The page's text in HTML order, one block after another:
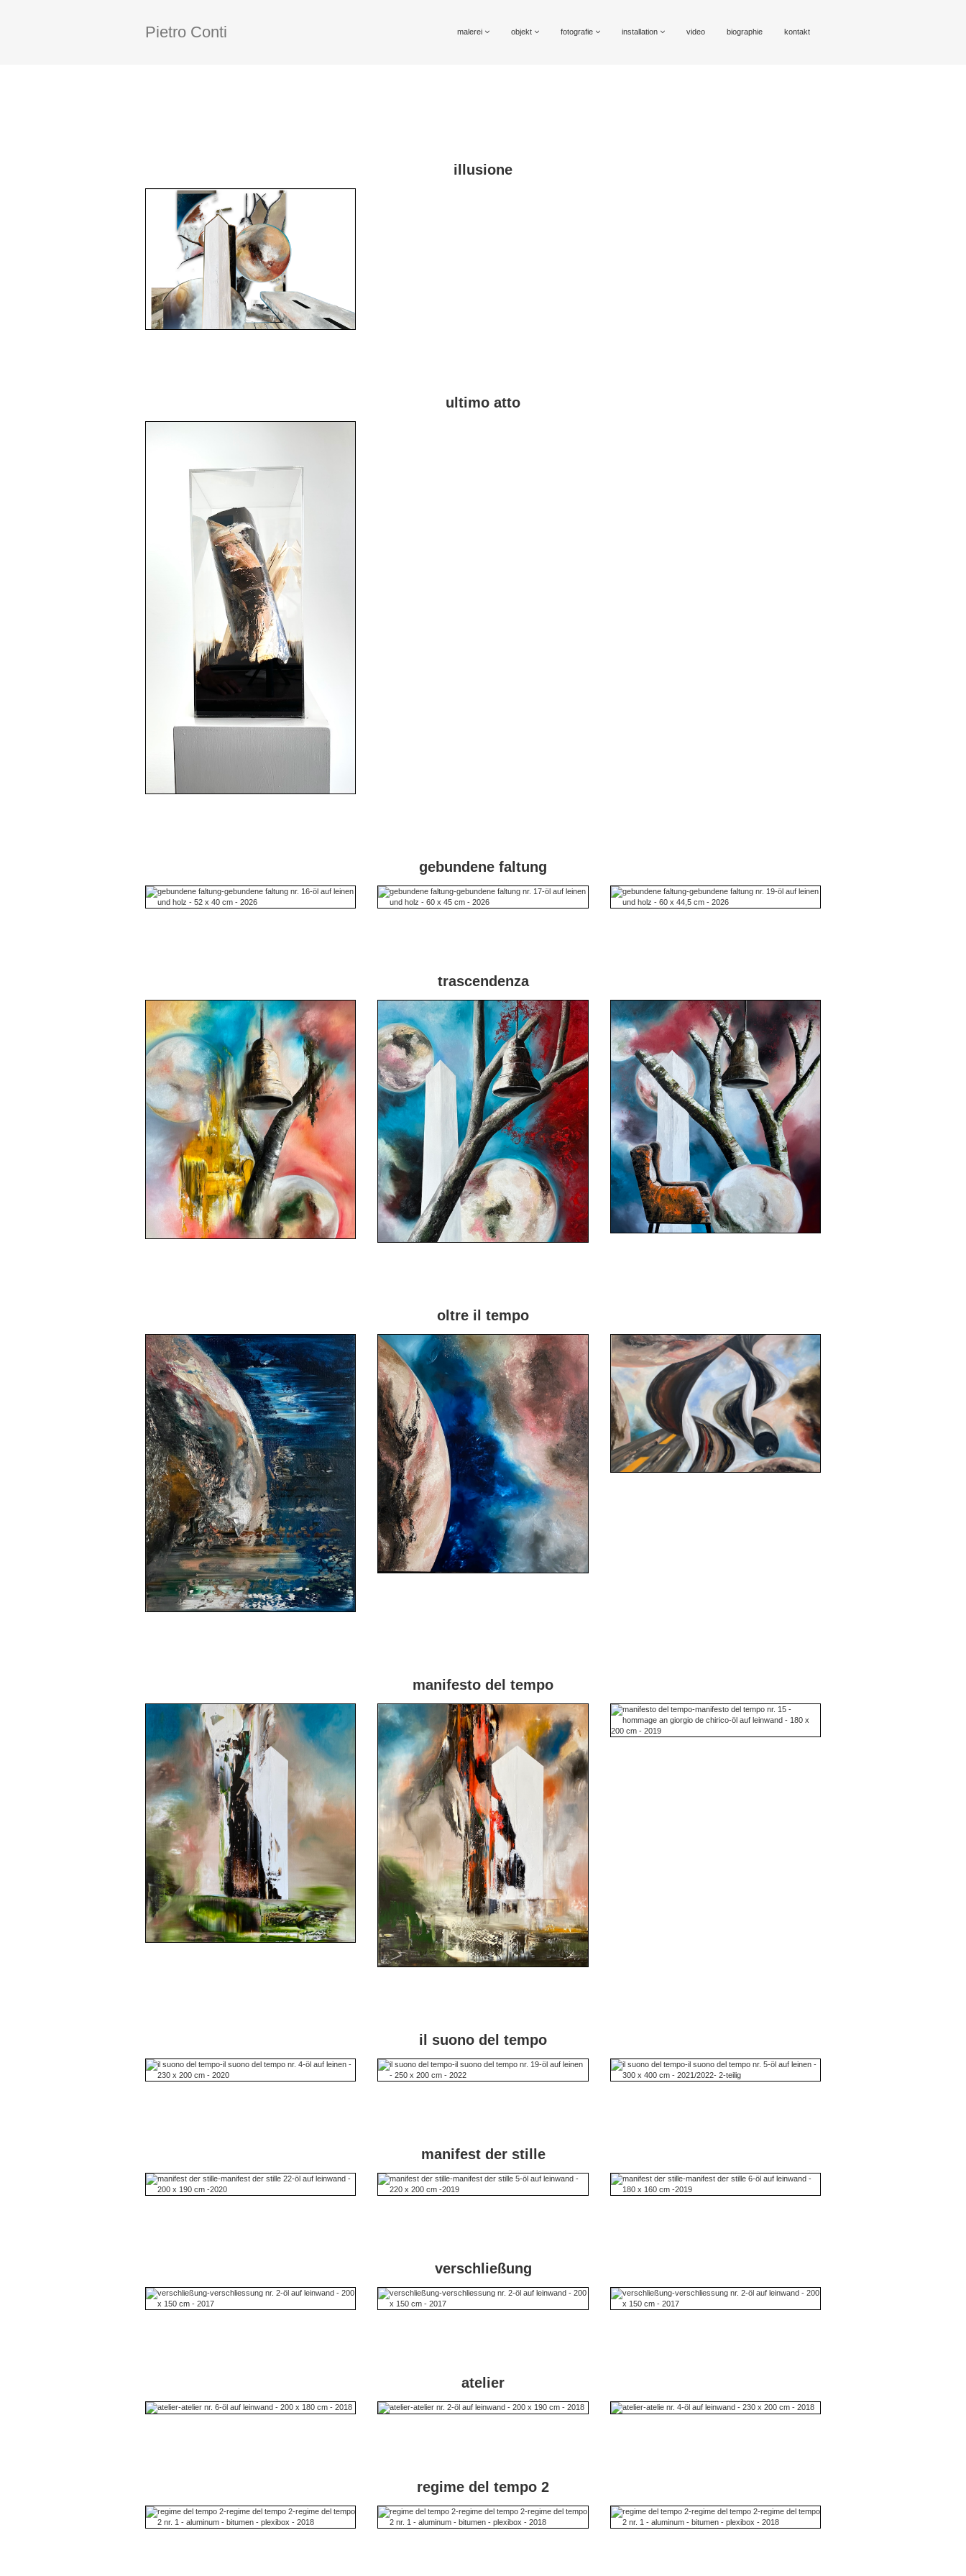
Pietro Conti malerei objekt fotografie installation video biographie kontakt
illusione
ultimo atto
gebundene faltung
trascendenza
oltre il tempo
manifesto del tempo
il suono del tempo
manifest der stille
verschließung
atelier
regime del tempo 2